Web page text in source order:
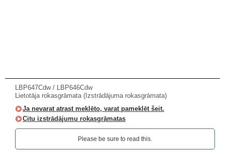
LBP647Cdw / LBP646Cdw
Lietotāja rokasgrāmata (Izstrādājuma rokasgrāmata)
Ja nevarat atrast meklēto, varat pameklēt šeit.
Citu izstrādājumu rokasgrāmatas
Please be sure to read this.‎